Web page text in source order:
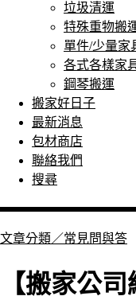
垃圾清運
特殊重物搬
單件/少量家
各式各樣家
鋼琴搬運
搬家好日子
最新消息
包材商店
聯絡我們
搜尋
文章分類／常見問與答
【搬家公